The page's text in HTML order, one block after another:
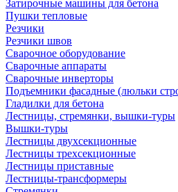
Затирочные машины для бетона
Пушки тепловые
Резчики
Резчики швов
Сварочное оборудование
Сварочные аппараты
Сварочные инверторы
Подъемники фасадные (люльки
Гладилки для бетона
Лестницы, стремянки, вышки-туры
Вышки-туры
Лестницы двухсекционные
Лестницы трехсекционные
Лестницы приставные
Лестницы-трансформеры